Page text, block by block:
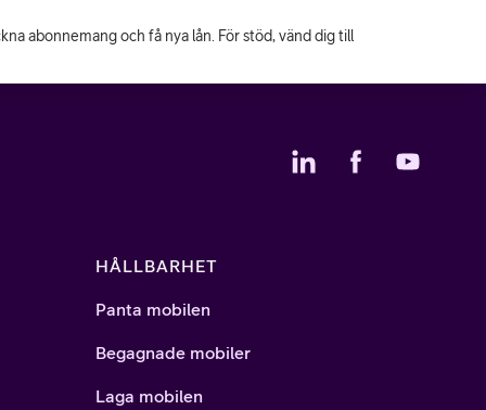
abonnemang och få nya lån. För stöd, vänd dig till
HÅLLBARHET
Panta mobilen
Begagnade mobiler
Laga mobilen